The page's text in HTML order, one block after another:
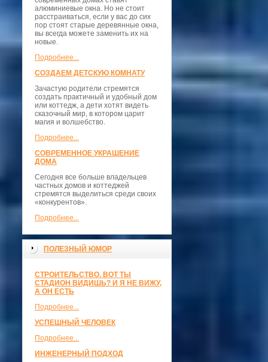
алюминиевые окна. Но не стоит
расстраиваться, если у вас до сих
пор стоят старые деревянные окна,
вы всегда можете заменить их на
новые.
Подробнее...
СОЗДАЕМ ДЕТСКУЮ КОМНАТУ
Зачастую родители стремятся
создать практичный и удобный дом
или коттедж, а дети хотят видеть
сказочный мир, в котором царит
магия и волшебство.
Подробнее...
СОВРЕМЕННОЕ УКРАШЕНИЕ
ДОМА
Сегодня все больше владельцев
частных домов и коттеджей
стремятся выделиться среди своих
«конкурентов».
Подробнее...
ПОЛЕЗНЫЙ ЮМОР
СТРОИТЕЛЬСТВО. ВОТ ТЫ
СТАДИОН ВИДИШЬ? И Я НЕ ВИЖУ,
А ОН ЕСТЬ
Подробнее...
УСПЕШНЫЙ ЧЕЛОВЕК
Подробнее...
ИНЖЕНЕРНЫЙ ПОДХОД